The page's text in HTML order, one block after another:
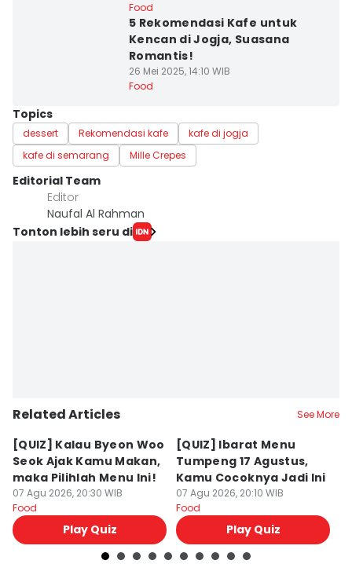
Food
5 Rekomendasi Kafe untuk
Kencan di Jogja, Suasana
Romantis!
26 Mei 2025, 14:10 WIB
Food
Topics
dessert Rekomendasi kafe
kafe di jogja
kafe di semarang
Mille Crepes
Editorial Team
Editor
Naufal Al Rahman
Tonton lebih seru di
Related Articles See More
[QUIZ] Kalau Byeon Woo
Seok Ajak Kamu Makan,
maka Pilihlah Menu Ini!
07 Agu 2026, 20:30 WIB
Food
Play Quiz
[QUIZ] Ibarat Menu
Tumpeng 17 Agustus,
Kamu Cocoknya Jadi Ini
07 Agu 2026, 20:10 WIB
Food
Play Quiz